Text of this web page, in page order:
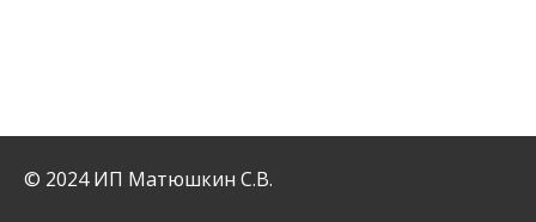
© 2024 ИП Матюшкин С.В.